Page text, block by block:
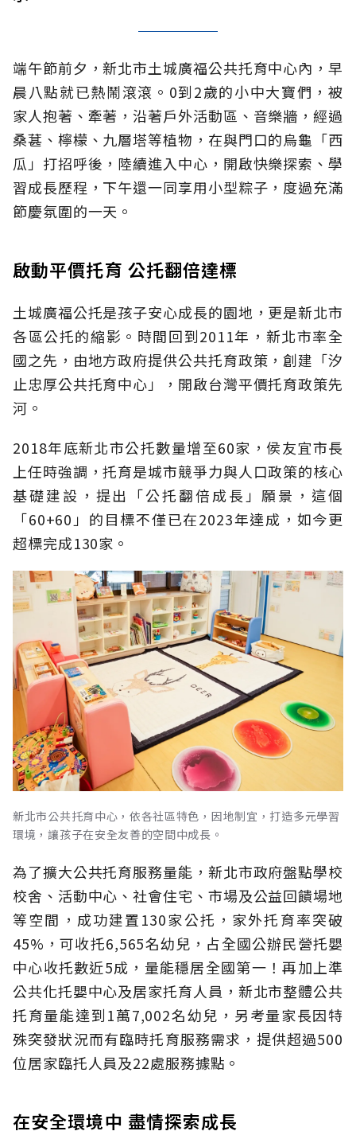
端午節前夕，新北市土城廣福公共托育中心內，早
晨八點就已熱鬧滾滾。0到2歲的小中大寶們，被
家人抱著、牽著，沿著戶外活動區、音樂牆，經過
桑葚、檸檬、九層塔等植物，在與門口的烏龜「西
瓜」打招呼後，陸續進入中心，開啟快樂探索、學
習成長歷程，下午還一同享用小型粽子，度過充滿
節慶氛圍的一天。
啟動平價托育 公托翻倍達標
土城廣福公托是孩子安心成長的園地，更是新北市
各區公托的縮影。時間回到2011年，新北市率全
國之先，由地方政府提供公共托育政策，創建「汐
止忠厚公共托育中心」，開啟台灣平價托育政策先
河。
2018年底新北市公托數量增至60家，侯友宜市長
上任時強調，托育是城市競爭力與人口政策的核心
基礎建設，提出「公托翻倍成長」願景，這個
「60+60」的目標不僅已在2023年達成，如今更
超標完成130家。
新北市公共托育中心，依各社區特色，因地制宜，打造多元學習
環境，讓孩子在安全友善的空間中成長。
為了擴大公共托育服務量能，新北市政府盤點學校
校舍、活動中心、社會住宅、市場及公益回饋場地
等空間，成功建置130家公托，家外托育率突破
45%，可收托6,565名幼兒，占全國公辦民營托嬰
中心收托數近5成，量能穩居全國第一！再加上準
公共化托嬰中心及居家托育人員，新北市整體公共
托育量能達到1萬7,002名幼兒，另考量家長因特
殊突發狀況而有臨時托育服務需求，提供超過500
位居家臨托人員及22處服務據點。
在安全環境中 盡情探索成長